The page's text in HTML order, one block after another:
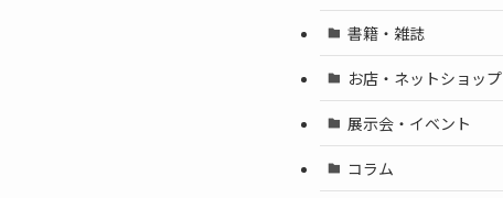
書籍・雑誌
お店・ネットショップ
展示会・イベント
コラム